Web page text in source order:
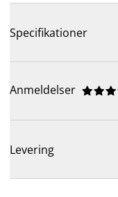
Specifikationer
Anmeldelser 



Levering